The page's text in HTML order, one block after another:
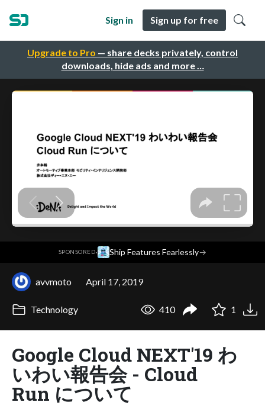
Upgrade to Pro — share decks privately, control
downloads, hide ads and more …
Sign in Sign up for free
SPONSORED· Ship Features Fearlessly→
avvmoto April 17, 2019
Technology 410 1
Google Cloud NEXT'19 わ
いわい報告会 - Cloud
Run について